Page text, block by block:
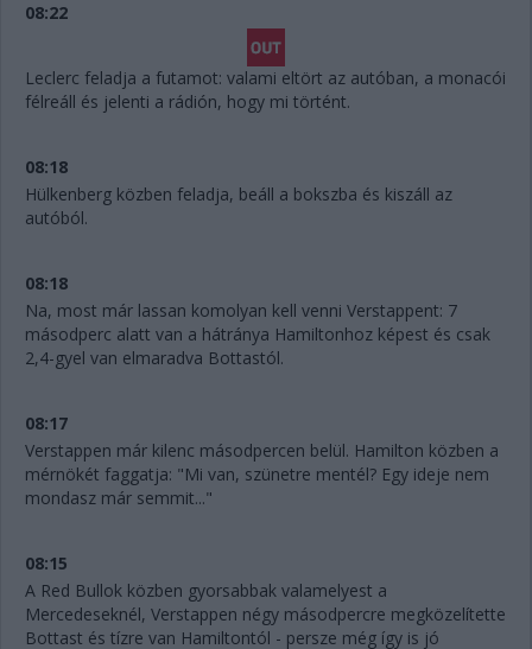
08:22
Leclerc feladja a futamot: valami eltört az autóban, a monacói
félreáll és jelenti a rádión, hogy mi történt.
08:18
Hülkenberg közben feladja, beáll a bokszba és kiszáll az
autóból.
08:18
Na, most már lassan komolyan kell venni Verstappent: 7
másodperc alatt van a hátránya Hamiltonhoz képest és csak
2,4-gyel van elmaradva Bottastól.
08:17
Verstappen már kilenc másodpercen belül. Hamilton közben a
mérnökét faggatja: "Mi van, szünetre mentél? Egy ideje nem
mondasz már semmit..."
08:15
A Red Bullok közben gyorsabbak valamelyest a
Mercedeseknél, Verstappen négy másodpercre megközelítette
Bottast és tízre van Hamiltontól - persze még így is jó